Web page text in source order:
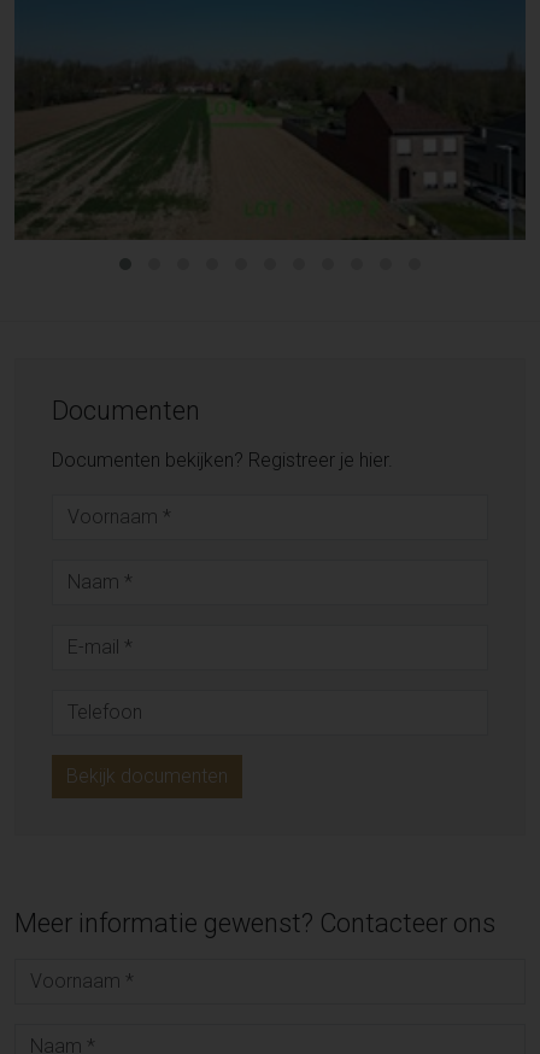
Documenten
Documenten bekijken? Registreer je hier.
Bekijk documenten
Meer informatie gewenst? Contacteer ons